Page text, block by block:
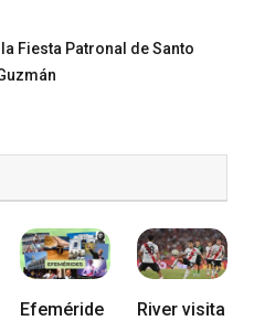
Fiesta Patronal de Santo
Efeméride
River visita